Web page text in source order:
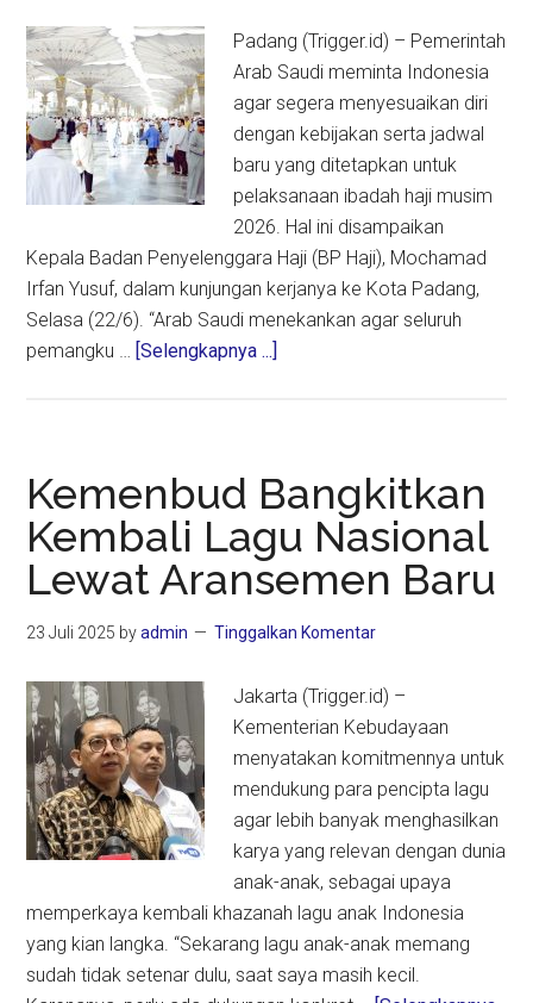
Padang (Trigger.id) – Pemerintah
Arab Saudi meminta Indonesia
agar segera menyesuaikan diri
dengan kebijakan serta jadwal
baru yang ditetapkan untuk
pelaksanaan ibadah haji musim
2026. Hal ini disampaikan
Kepala Badan Penyelenggara Haji (BP Haji), Mochamad
Irfan Yusuf, dalam kunjungan kerjanya ke Kota Padang,
Selasa (22/6). “Arab Saudi menekankan agar seluruh
pemangku … [Selengkapnya ...]
Saudi
Minta
Indonesia
Sesuaikan
Kebijakan
Haji
Kemenbud Bangkitkan
Kembali Lagu Nasional
Lewat Aransemen Baru
23 Juli 2025 byadmin Tinggalkan Komentar
Jakarta (Trigger.id) –
Kementerian Kebudayaan
menyatakan komitmennya untuk
mendukung para pencipta lagu
agar lebih banyak menghasilkan
karya yang relevan dengan dunia
anak-anak, sebagai upaya
memperkaya kembali khazanah lagu anak Indonesia
yang kian langka. “Sekarang lagu anak-anak memang
sudah tidak setenar dulu, saat saya masih kecil.